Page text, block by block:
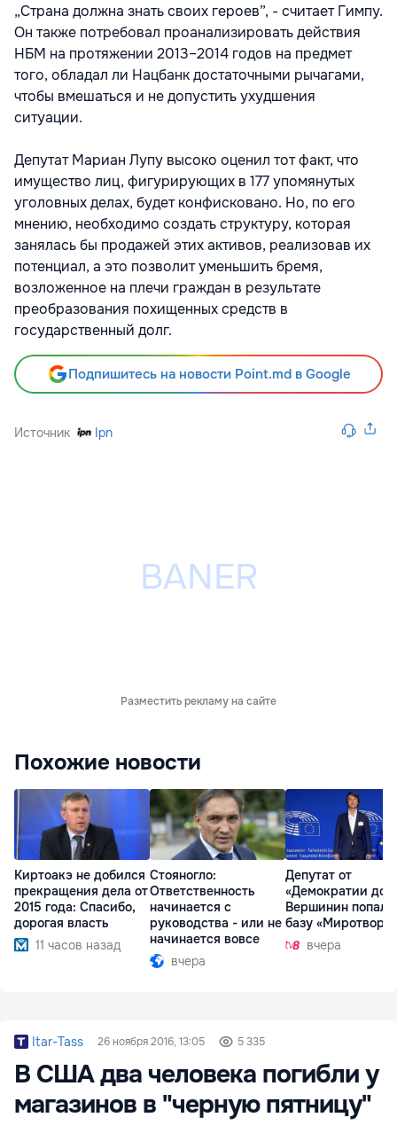
„Страна должна знать своих героев”, - считает Гимпу.
Он также потребовал проанализировать действия
НБМ на протяжении 2013–2014 годов на предмет
того, обладал ли Нацбанк достаточными рычагами,
чтобы вмешаться и не допустить ухудшения
ситуации.
Депутат Мариан Лупу высоко оценил тот факт, что
имущество лиц, фигурирующих в 177 упомянутых
уголовных делах, будет конфисковано. Но, по его
мнению, необходимо создать структуру, которая
занялась бы продажей этих активов, реализовав их
потенциал, а это позволит уменьшить бремя,
возложенное на плечи граждан в результате
преобразования похищенных средств в
государственный долг.
Подпишитесь на новости Point.md в Google
Источник Ipn
Разместить рекламу на сайте
Похожие новости
Киртоакэ не добился
прекращения дела от
2015 года: Спасибо,
дорогая власть
11 часов назад
Стояногло:
Ответственность
начинается с
руководства - или не
начинается вовсе
вчера
Депутат от
«Демократии
Вершинин попал в
базу
вчера
Itar-Tass 26 ноября 2016, 13:05 5 335
В США два человека погибли у
магазинов в "черную пятницу"